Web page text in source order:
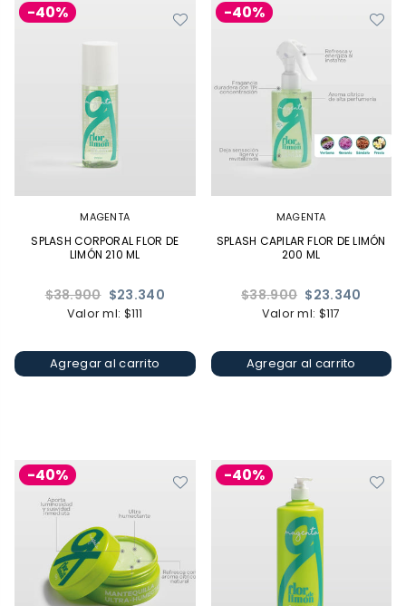
-40%
MAGENTA
SPLASH CORPORAL FLOR DE
LIMÓN 210 ML
Precio
habitual
$38.900 $23.340
Valor ml: $111
Agregar al carrito
-40%
MAGENTA
SPLASH CAPILAR FLOR DE LIMÓN
200 ML
Precio
habitual
$38.900 $23.340
Valor ml: $117
Agregar al carrito
-40% -40%